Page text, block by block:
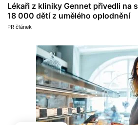
Lékaři z kliniky Gennet přivedli na
18 000 dětí z umělého oplodnění
PR článek